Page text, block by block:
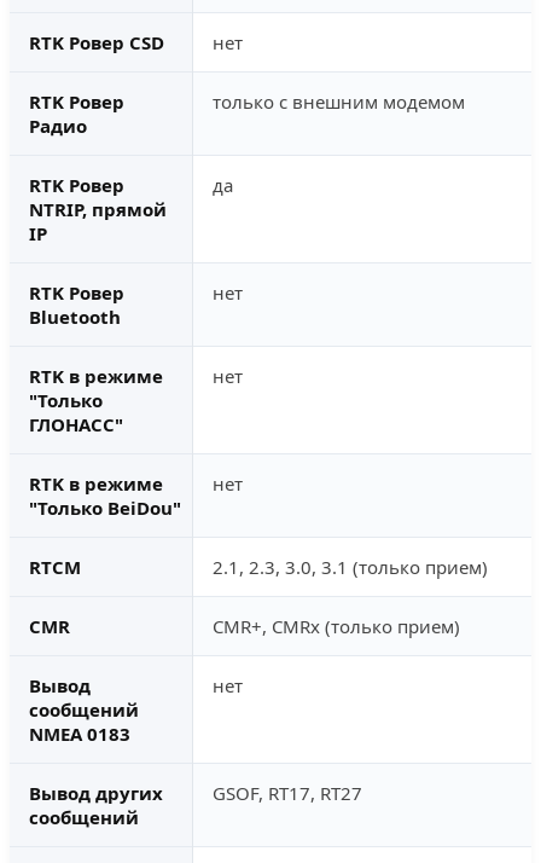
RTK Ровер CSD нет
RTK Ровер
Радио
только с внешним модемом
RTK Ровер
NTRIP, прямой
IP
да
RTK Ровер
Bluetooth
нет
RTK в режиме
"Только
ГЛОНАСС"
нет
RTK в режиме
"Только BeiDou"
нет
RTCM 2.1, 2.3, 3.0, 3.1 (только прием)
CMR CMR+, CMRx (только прием)
Вывод
сообщений
NMEA 0183
нет
Вывод других
сообщений
GSOF, RT17, RT27